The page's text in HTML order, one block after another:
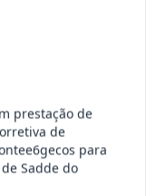
Ver detalhes
prestação de
de
para
Sadde do